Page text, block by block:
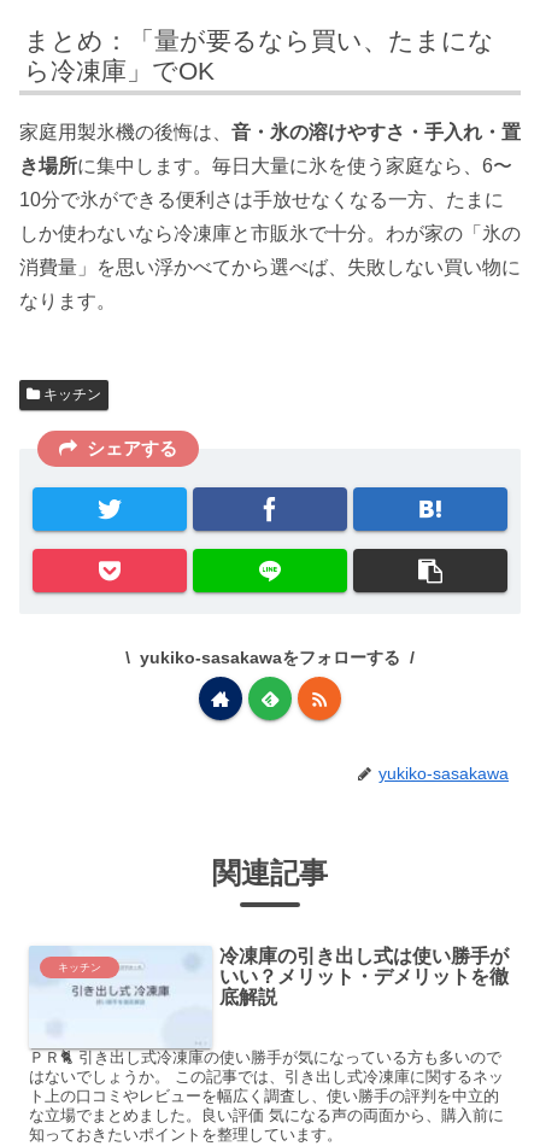
まとめ：「量が要るなら買い、たまにな
ら冷凍庫」でOK
家庭用製氷機の後悔は、 音・氷の溶けやすさ・手入れ・置
き場所に集中します。毎日大量に氷を使う家庭なら、6〜
10分で氷ができる便利さは手放せなくなる一方、たまに
しか使わないなら冷凍庫と市販氷で十分。わが家の「氷の
消費量」を思い浮かべてから選べば、失敗しない買い物に
なります。
キッチン
シェアする
yukiko-sasakawaをフォローする
yukiko-sasakawa
関連記事
キッチン
冷凍庫の引き出し式は使い勝手が
いい？メリット・デメリットを徹
底解説
ＰＲ🐈 引き出し式冷凍庫の使い勝手が気になっている方も多いので
はないでしょうか。 この記事では、引き出し式冷凍庫に関するネッ
ト上の口コミやレビューを幅広く調査し、使い勝手の評判を中立的
な立場でまとめました。良い評価 気になる声の両面から、購入前に
知っておきたいポイントを整理しています。